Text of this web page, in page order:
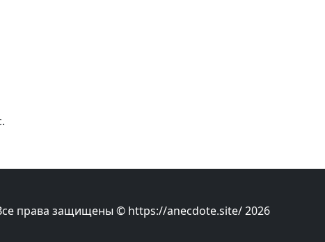
права защищены © https://anecdote.site/ 2026